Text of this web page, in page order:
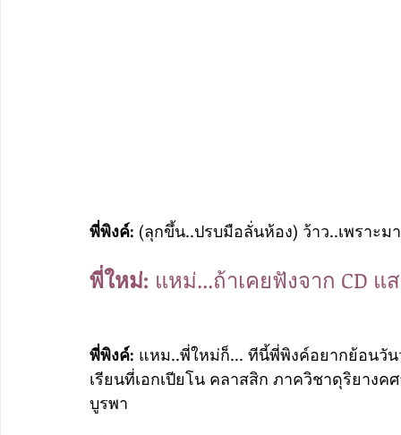
พี่พิงค์: (ลุกขึ้น..ปรบมือลั่นห้อง) ว้าว..เพราะม
พี่ใหม่: แหม่...ถ้าเคยฟังจาก CD แ
พี่พิงค์: แหม..พี่ใหม่ก็... ทีนี้พี่พิงค์อยากย้อนวั
เรียนที่เอกเปียโน คลาสสิก ภาควิชาดุริยาง
บูรพา